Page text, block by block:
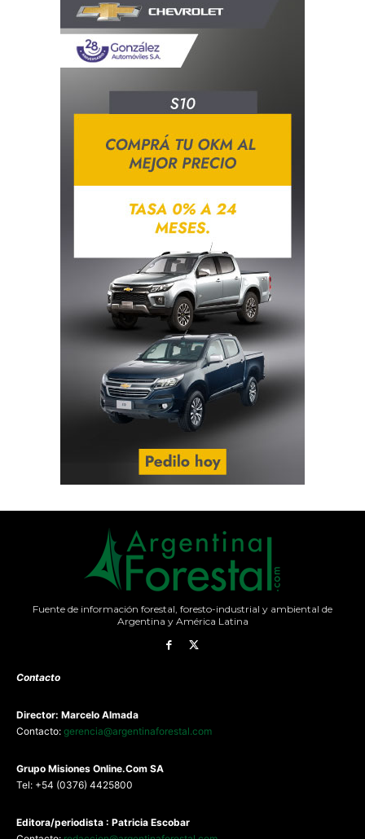
Fuente de información forestal, foresto-industrial y ambiental de
Argentina y América Latina
Contacto
Director: Marcelo Almada
Contacto: gerencia@argentinaforestal.com
Grupo Misiones Online.Com SA
Tel: +54 (0376) 4425800
Editora/periodista : Patricia Escobar